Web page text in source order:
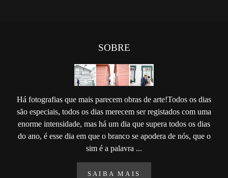
SOBRE
Há fotografias que mais parecem obras de arte!Todos os dias
são especiais, todos os dias merecem ser registados com uma
enorme intensidade, mas há um dia que supera todos os dias
do ano, é esse dia em que o branco se apodera de nós, que o
sim é a palavra ...
SAIBA MAIS